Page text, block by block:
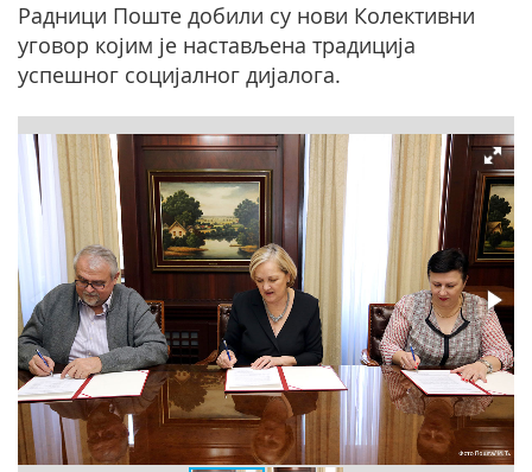
Радници Поште добили су нови Колективни
уговор којим је настављена традиција
успешног социјалног дијалога.